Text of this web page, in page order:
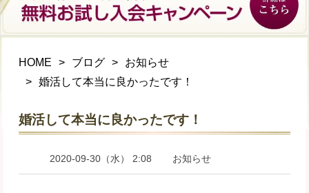
HOME ブログ
お知らせ
婚活して本当に良かったです！
婚活して本当に良かったです！
2020-09-30（水） 2:08 お知らせ